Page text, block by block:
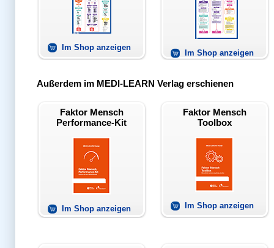
Im Shop anzeigen
Im Shop anzeigen
Außerdem im MEDI-LEARN Verlag erschienen
Faktor Mensch
Performance-Kit
Im Shop anzeigen
Faktor Mensch
Toolbox
Im Shop anzeigen